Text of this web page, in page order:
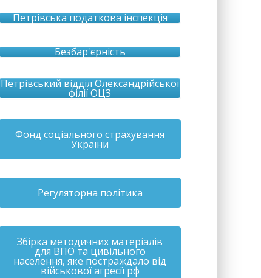
Петрівська податкова інспекція
Безбар'єрність
Петрівський відділ Олександрійської
філії ОЦЗ
Фонд соціального страхування
України
Регуляторна політика
Збірка методичних матеріалів
для ВПО та цивільного
населення, яке постраждало від
військової агресії рф